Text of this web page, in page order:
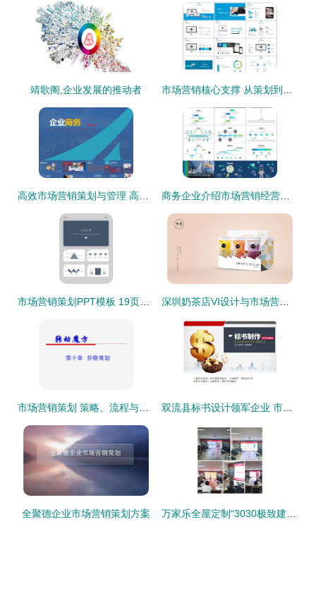
靖歌阁,企业发展的推动者
全聚德企业市场营销策划方案